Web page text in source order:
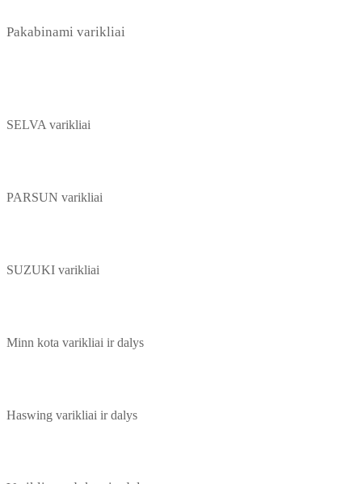
Pakabinami varikliai
SELVA varikliai
PARSUN varikliai
SUZUKI varikliai
Minn kota varikliai ir dalys
Haswing varikliai ir dalys